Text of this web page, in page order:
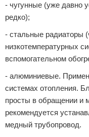
- чугунные (уже давно
редко);
- стальные радиаторы
низкотемпературных
вспомогательном
- алюминиевые.
системах отопления.
просты в обращении и
рекомендуется
медный трубопровод.